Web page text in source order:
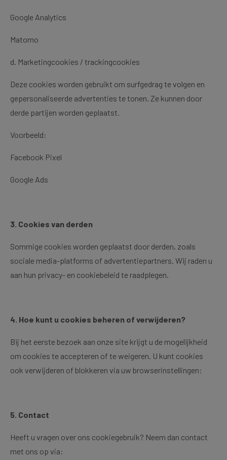
Google Analytics
Matomo
d. Marketingcookies / trackingcookies
Deze cookies worden gebruikt om surfgedrag te volgen en
gepersonaliseerde advertenties te tonen. Ze kunnen door
derde partijen worden geplaatst.
Voorbeeld:
Facebook Pixel
Google Ads
3. Cookies van derden
Sommige cookies worden geplaatst door derden, zoals
sociale media-platforms of advertentiepartners. Wij raden u
aan hun privacy- en cookiebeleid te raadplegen.
4. Hoe kunt u cookies beheren of verwijderen?
Bij het eerste bezoek aan onze site krijgt u de mogelijkheid
om cookies te accepteren of te weigeren. U kunt cookies
ook verwijderen of blokkeren via uw browserinstellingen:
5. Contact
Heeft u vragen over ons cookiegebruik? Neem dan contact
met ons op via: